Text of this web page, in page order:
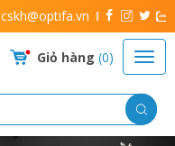
cskh@optifa.vn
Giỏ hàng 0